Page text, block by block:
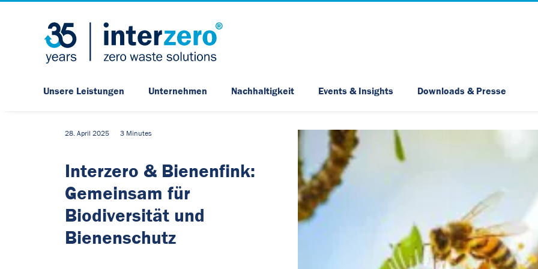
Unsere Leistungen Unternehmen Nachhaltigkeit Events & Insights Downloads & Presse
28. April 2025 3 Minutes
Interzero & Bienenfink:
Gemeinsam für
Biodiversität und
Bienenschutz